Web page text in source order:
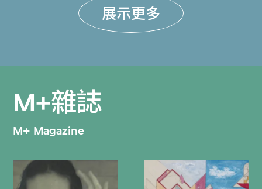
展示更多
M+雜誌
M+ Magazine